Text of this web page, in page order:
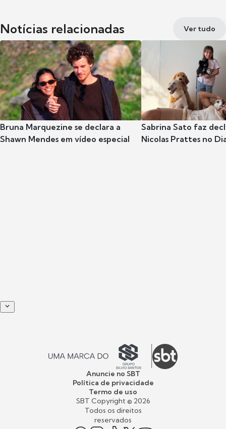
Notícias relacionadas Ver tudo
Bruna Marquezine se declara a
Shawn Mendes em vídeo especial
Sabrina Sato faz
Nicolas Prattes no
Anuncie no SBT
Política de privacidade
Termo de uso
SBT Copyright © 2026
Todos os direitos
reservados